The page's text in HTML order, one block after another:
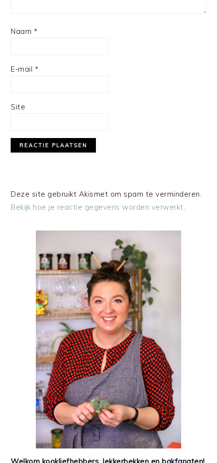
Naam *
E-mail *
Site
Deze site gebruikt Akismet om spam te verminderen.
Bekijk hoe je reactie gegevens worden verwerkt.